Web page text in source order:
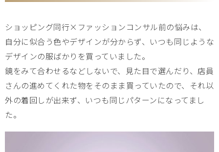
ショッピング同行×ファッションコンサル前の悩みは、
自分に似合う色やデザインが分からず、いつも同じような
デザインの服ばかりを買っていました。
鏡をみて合わせるなどしないで、見た目で選んだり、店員
さんの進めてくれた物をそのまま買っていたので、それ以
外の着回しが出来ず、いつも同じパターンになってまし
た。